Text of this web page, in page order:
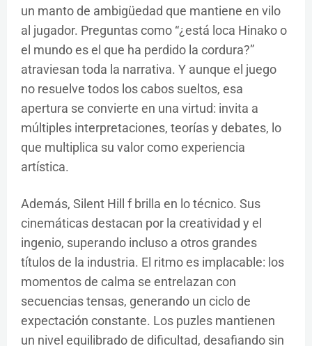
un manto de ambigüedad que mantiene en vilo
al jugador. Preguntas como “¿está loca Hinako o
el mundo es el que ha perdido la cordura?”
atraviesan toda la narrativa. Y aunque el juego
no resuelve todos los cabos sueltos, esa
apertura se convierte en una virtud: invita a
múltiples interpretaciones, teorías y debates, lo
que multiplica su valor como experiencia
artística.
Además, Silent Hill f brilla en lo técnico. Sus
cinemáticas destacan por la creatividad y el
ingenio, superando incluso a otros grandes
títulos de la industria. El ritmo es implacable: los
momentos de calma se entrelazan con
secuencias tensas, generando un ciclo de
expectación constante. Los puzles mantienen
un nivel equilibrado de dificultad, desafiando sin